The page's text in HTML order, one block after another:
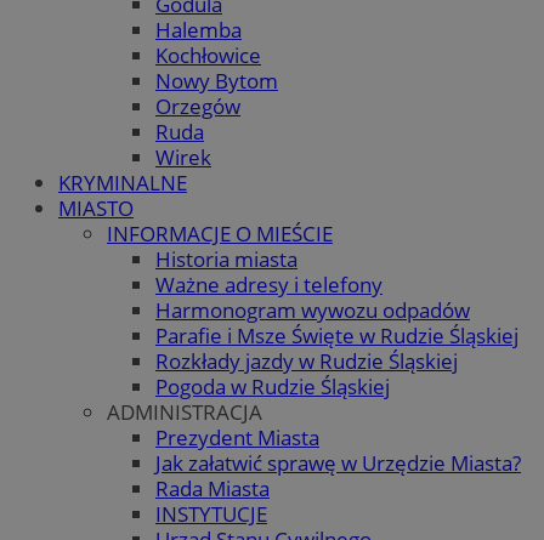
Halemba
Kochłowice
Nowy Bytom
Orzegów
Ruda
Wirek
KRYMINALNE
MIASTO
INFORMACJE O MIEŚCIE
Historia miasta
Ważne adresy i telefony
Harmonogram wywozu odpadów
Parafie i Msze Święte w Rudzie Śląskiej
Rozkłady jazdy w Rudzie Śląskiej
Pogoda w Rudzie Śląskiej
ADMINISTRACJA
Prezydent Miasta
Jak załatwić sprawę w Urzędzie Miasta?
Rada Miasta
INSTYTUCJE